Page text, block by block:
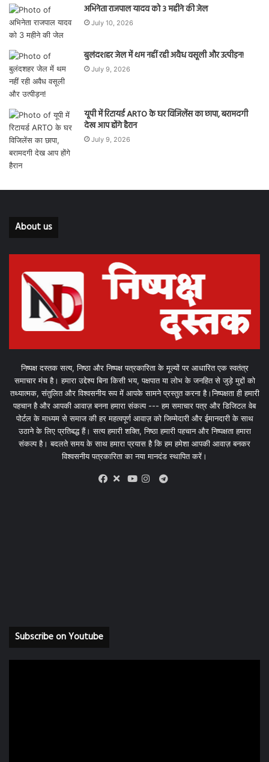
अभिनेता राजपाल यादव को 3 महीने की जेल
July 10, 2026
बुलंदशहर जेल में थम नहीं रही अवैध वसूली और उत्पीड़न!
July 9, 2026
यूपी में रिटायर्ड ARTO के घर विजिलेंस का छापा, बरामदगी
देख आप होंगे हैरान
July 9, 2026
About us
निष्पक्ष दस्तक सत्य, निष्ठा और निष्पक्ष पत्रकारिता के मूल्यों पर आधारित एक स्वतंत्र
समाचार मंच है। हमारा उद्देश्य बिना किसी भय, पक्षपात या लोभ के जनहित से जुड़े मुद्दों को
तथ्यात्मक, संतुलित और विश्वसनीय रूप में आपके सामने प्रस्तुत करना है।निष्पक्षता ही हमारी
पहचान है और आपकी आवाज़ बनना हमारा संकल्प --- हम समाचार पत्र और डिजिटल वेब
पोर्टल के माध्यम से समाज की हर महत्वपूर्ण आवाज़ को जिम्मेदारी और ईमानदारी के साथ
उठाने के लिए प्रतिबद्ध हैं। सत्य हमारी शक्ति, निष्ठा हमारी पहचान और निष्पक्षता हमारा
संकल्प है। बदलते समय के साथ हमारा प्रयास है कि हम हमेशा आपकी आवाज़ बनकर
विश्वसनीय पत्रकारिता का नया मानदंड स्थापित करें।
X
Telegram
Subscribe on Youtube